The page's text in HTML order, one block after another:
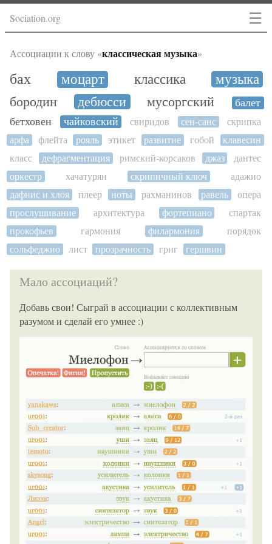
☰
Sociation.org
Ассоциации к слову «классическая музыка»
бах моцарт классика музыка
бородин дебюсси мусоргский
балет
бетховен
чайковский свиридов сен-санс
скрипка
арфа
флейта рояль этикет развитие гобой
клавесин
класс
дефрагментация римский-корсаков джаз
дантес
оркестр
хачатурян скрипичный ключ
адажио
дафнис и хлоя
плеер ноты рахманинов равель
опера
прослушивание
архитектура фортепиано
спартак
прокофьев
гармония филармония
порядок
сольфеджио
лист прозрачность григ гершвин
Мало ассоциаций?
Добавь свои! Сыграй в ассоциации с коллективным
разумом и сделай его умнее :)